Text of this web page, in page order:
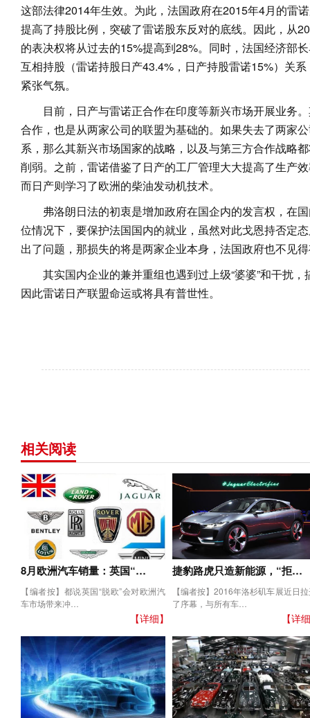
这部法律2014年生效。为此，法国政府在2015年4月的雷
提高了持股比例，突破了雷诺股东反对的底线。因此，从
的表决权将从过去的15%提高到28%。同时，法国经济部
互相持股（雷诺持股日产43.4%，日产持股雷诺15%）关
紧张气氛。
目前，日产与雷诺正合作在印度等新兴市场开展业务
合作，也是从两家公司的联盟为基础的。如果失去了两家
系，那么其新兴市场国家的战略，以及与第三方合作战略
削弱。之前，雷诺借鉴了日产的工厂管理大大提高了生产
而日产则学习了欧洲的柴油发动机技术。
弗洛朗日法的初衷是增加政府在国企内的发言权，在
位情况下，要保护法国国内的就业，虽然对此戈恩持否定
出了问题，那损失的将是两家企业本身，法国政府也不见
其实国内企业的兼并重组也遇到过上级“婆婆”和干扰
因此雷诺日产联盟命运或将具有普世性。
相关阅读
8月欧洲汽车销量：英国“…
【编者按】都说英国“脱欧”会对欧洲汽
车市场带来冲…
【详细】
捷豹路虎只造新能源，“拒…
【编者按】2016年洛杉矶车展近日
了序幕，与所有车…
【详